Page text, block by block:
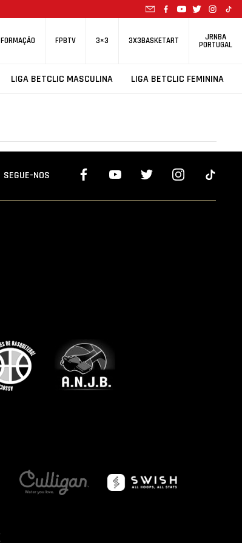
FORMAÇÃO FPBTV 3×3 3X3BASKETART JRNBA
PORTUGAL
LIGA BETCLIC MASCULINA LIGA BETCLIC FEMININA
SEGUE-NOS